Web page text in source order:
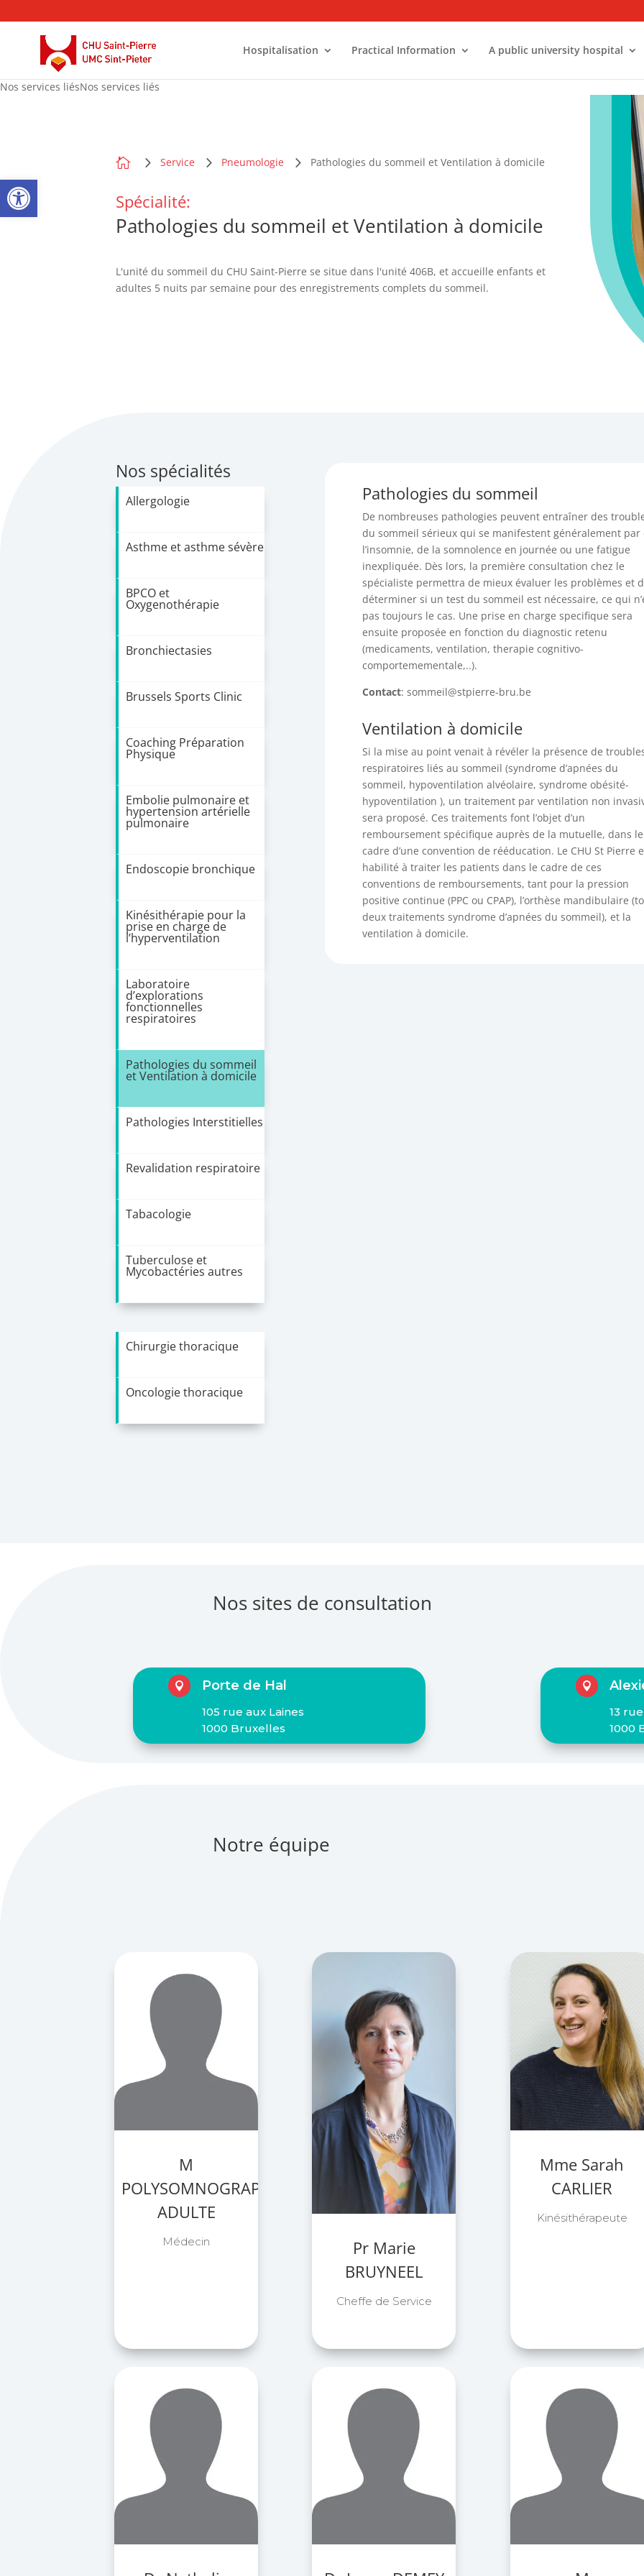
Open toolbar
Hospitalisation Practical Information A public university hospital
Nos services liésNos services liés
 Service Pneumologie Pathologies du sommeil et Ventilation à domicile
Spécialité:
Pathologies du sommeil et Ventilation à domicile
L'unité du sommeil du CHU Saint-Pierre se situe dans l'unité 406B, et accueille enfants et
adultes 5 nuits par semaine pour des enregistrements complets du sommeil.
Nos spécialités
Allergologie
Asthme et asthme sévère
BPCO et
Oxygenothérapie
Bronchiectasies
Brussels Sports Clinic
Coaching Préparation
Physique
Embolie pulmonaire et
hypertension artérielle
pulmonaire
Endoscopie bronchique
Kinésithérapie pour la
prise en charge de
l’hyperventilation
Laboratoire
d’explorations
fonctionnelles
respiratoires
Pathologies du sommeil
et Ventilation à domicile
Pathologies Interstitielles
Revalidation respiratoire
Tabacologie
Tuberculose et
Mycobactéries autres
Chirurgie thoracique
Oncologie thoracique
Pathologies du sommeil
De nombreuses pathologies peuvent entraîner des
du sommeil sérieux qui se manifestent généralement par
l’insomnie, de la somnolence en journée ou une fatigue
inexpliquée. Dès lors, la première consultation chez le
spécialiste permettra de mieux évaluer les problèmes et
déterminer si un test du sommeil est nécessaire, ce qui
pas toujours le cas. Une prise en charge specifique sera
ensuite proposée en fonction du diagnostic retenu
(medicaments, ventilation, therapie cognitivo-
comportemementale,..).
Contact: sommeil@stpierre-bru.be
Ventilation à domicile
Si la mise au point venait à révéler la présence de
respiratoires liés au sommeil (syndrome d’apnées du
sommeil, hypoventilation alvéolaire, syndrome obésité-
hypoventilation ), un traitement par ventilation non
sera proposé. Ces traitements font l’objet d’un
remboursement spécifique auprès de la mutuelle, dans le
cadre d’une convention de rééducation. Le CHU St Pierre
habilité à traiter les patients dans le cadre de ces
conventions de remboursements, tant pour la pression
positive continue (PPC ou CPAP), l’orthèse mandibulaire
deux traitements syndrome d’apnées du sommeil), et la
ventilation à domicile.
Nos sites de consultation
 Porte de Hal
105 rue aux Laines
1000 Bruxelles

13
1000
Notre équipe
M
POLYSOMNOGRAPHIE
ADULTE
Médecin
Pr Marie
BRUYNEEL
Cheffe de Service
Mme Sarah
CARLIER
Kinésithérapeute